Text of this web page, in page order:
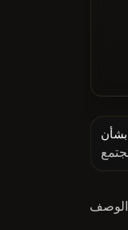
الوصف